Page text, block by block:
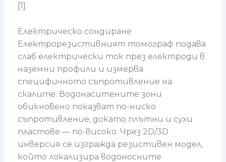
[1].
Електрическо сондиране
Електрорезистивният томограф подава
слаб електрически ток през електроди в
наземни профили и измерва
специфичното съпротивление на
скалите. Водонаситените зони
обикновено показват по-ниско
съпротивление, докато плътни и сухи
пластове — по-високо. Чрез 2D/3D
инверсия се изгражда резистивен модел,
който локализира водоносните